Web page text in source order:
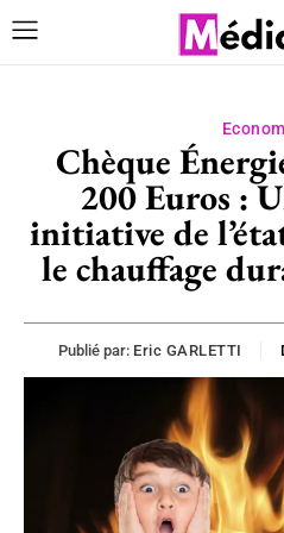
Chèque
200 Euros :
initiative de
le chauffage
Publié par: Eric GARLETTI